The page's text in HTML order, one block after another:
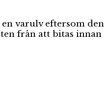
varulv eftersom den
från att bitas innan